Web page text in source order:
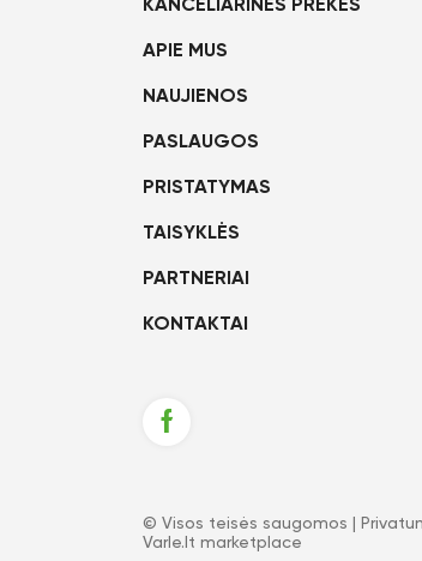
KANCELIARINĖS PREKĖS
APIE MUS
NAUJIENOS
PASLAUGOS
PRISTATYMAS
TAISYKLĖS
PARTNERIAI
KONTAKTAI
© Visos teisės saugomos |
Varle.lt marketplace